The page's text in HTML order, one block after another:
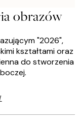
obrazów
"2026",
kształtami oraz
do stworzenia